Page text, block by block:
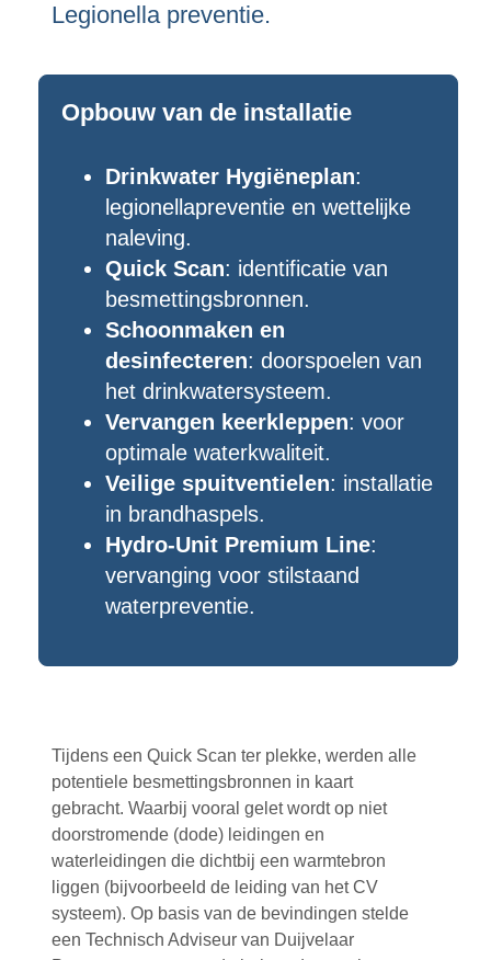
Legionella preventie.
Opbouw van de installatie
Drinkwater Hygiëneplan:
legionellapreventie en wettelijke
naleving.
Quick Scan: identificatie van
besmettingsbronnen.
Schoonmaken en
desinfecteren: doorspoelen van
het drinkwatersysteem.
Vervangen keerkleppen: voor
optimale waterkwaliteit.
Veilige spuitventielen: installatie
in brandhaspels.
Hydro-Unit Premium Line:
vervanging voor stilstaand
waterpreventie.
Tijdens een Quick Scan ter plekke, werden alle
potentiele besmettingsbronnen in kaart
gebracht. Waarbij vooral gelet wordt op niet
doorstromende (dode) leidingen en
waterleidingen die dichtbij een warmtebron
liggen (bijvoorbeeld de leiding van het CV
systeem). Op basis van de bevindingen stelde
een Technisch Adviseur van Duijvelaar